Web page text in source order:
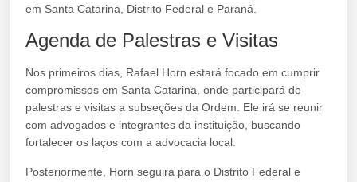
em Santa Catarina, Distrito Federal e Paraná.
Agenda de Palestras e Visitas
Nos primeiros dias, Rafael Horn estará focado em cumprir
compromissos em Santa Catarina, onde participará de
palestras e visitas a subseções da Ordem. Ele irá se reunir
com advogados e integrantes da instituição, buscando
fortalecer os laços com a advocacia local.
Posteriormente, Horn seguirá para o Distrito Federal e